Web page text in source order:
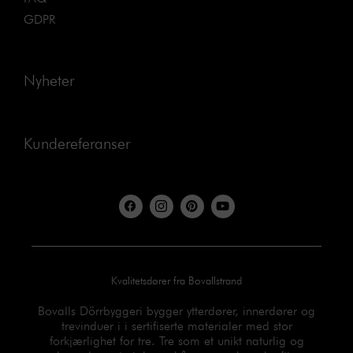
GDPR
Nyheter
Kundereferanser
F
a
c
b
k
I
c
o
-
s
g
r
a
P
i
n
e
s
Y
o
u
u
Kvalitetsdører fra Bovallstrand
Bovalls Dörrbyggeri bygger ytterdører, innerdører og
trevinduer i i sertifiserte materialer med stor
forkjærlighet for tre. Tre som et unikt naturlig og